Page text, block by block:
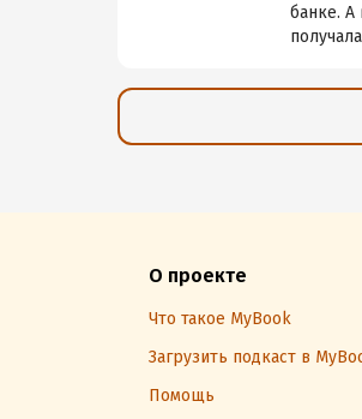
банке. А
О проекте
Что такое MyBook
Загрузить подкаст в
Помощь